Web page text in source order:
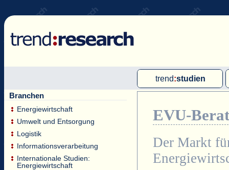
trend:studien
Single-Client-Studien
Branchen
Energiewirtschaft
Umwelt und Entsorgung
Logistik
Informationsverarbeitung
Internationale Studien:
Energiewirtschaft
EVU-
Der Markt